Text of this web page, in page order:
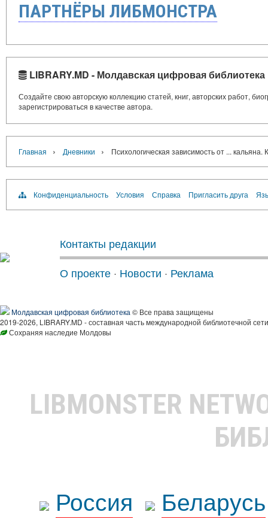
ПАРТНЁРЫ ЛИБМОНСТРА
LIBRARY.MD - Молдавская цифровая библиотека
Создайте свою авторскую коллекцию статей, книг, авторских работ,
зарегистрироваться в качестве автора.
Главная › Дневники › Психологическая зависимость от ...
Конфиденциальность Условия Справка Пригласить друга
Контакты редакции
О проекте · Новости · Реклама
Молдавская цифровая библиотека © Все права защищены
2019-2026, LIBRARY.MD - составная часть международной библиотечной
Сохраняя наследие Молдовы
LIBMONSTER
Россия
Беларусь